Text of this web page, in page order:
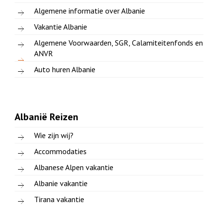
Algemene informatie over Albanie
Vakantie Albanie
Algemene Voorwaarden, SGR, Calamiteitenfonds en
ANVR
Auto huren Albanie
Albanië Reizen
Wie zijn wij?
Accommodaties
Albanese Alpen vakantie
Albanie vakantie
Tirana vakantie